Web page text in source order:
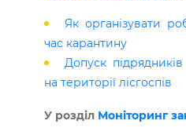
Як організувати
час карантину
Допуск
на території лісгоспів
У розділ Моніторинг